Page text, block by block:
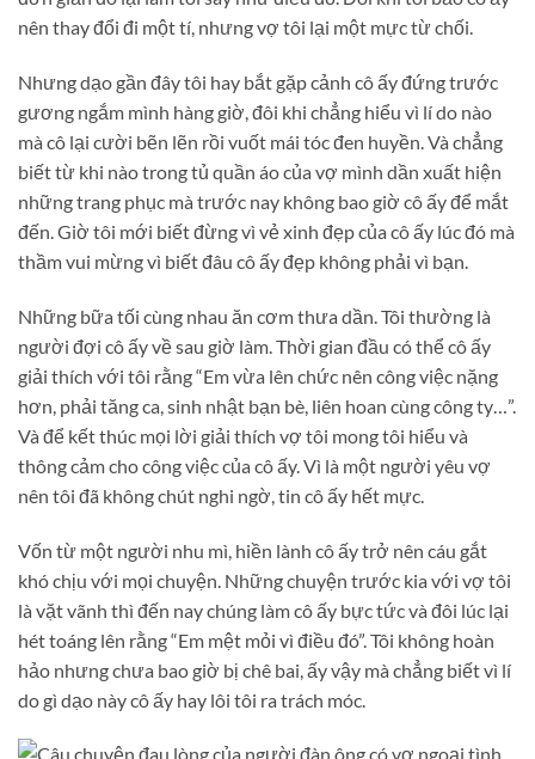
nên thay đổi đi một tí, nhưng vợ tôi lại một mực từ chối.
Nhưng dạo gần đây tôi hay bắt gặp cảnh cô ấy đứng trước
gương ngắm mình hàng giờ, đôi khi chẳng hiểu vì lí do nào
mà cô lại cười bẽn lẽn rồi vuốt mái tóc đen huyền. Và chẳng
biết từ khi nào trong tủ quần áo của vợ mình dần xuất hiện
những trang phục mà trước nay không bao giờ cô ấy để mắt
đến. Giờ tôi mới biết đừng vì vẻ xinh đẹp của cô ấy lúc đó mà
thầm vui mừng vì biết đâu cô ấy đẹp không phải vì bạn.
Những bữa tối cùng nhau ăn cơm thưa dần. Tôi thường là
người đợi cô ấy về sau giờ làm. Thời gian đầu có thể cô ấy
giải thích với tôi rằng “Em vừa lên chức nên công việc nặng
hơn, phải tăng ca, sinh nhật bạn bè, liên hoan cùng công ty…”.
Và để kết thúc mọi lời giải thích vợ tôi mong tôi hiểu và
thông cảm cho công việc của cô ấy. Vì là một người yêu vợ
nên tôi đã không chút nghi ngờ, tin cô ấy hết mực.
Vốn từ một người nhu mì, hiền lành cô ấy trở nên cáu gắt
khó chịu với mọi chuyện. Những chuyện trước kia với vợ tôi
là vặt vãnh thì đến nay chúng làm cô ấy bực tức và đôi lúc lại
hét toáng lên rằng “Em mệt mỏi vì điều đó”. Tôi không hoàn
hảo nhưng chưa bao giờ bị chê bai, ấy vậy mà chẳng biết vì lí
do gì dạo này cô ấy hay lôi tôi ra trách móc.